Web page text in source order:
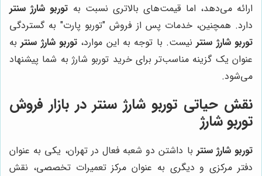
ارائه می‌دهد، اما قیمت‌های بالاتری نسبت به توربو شارژ سنتر
دارد. همچنین، خدمات پس از فروش "توربو پارت" به گستردگی
توربو شارژ سنترنیست. با توجه به این موارد، توربو شارژ سنتربه
عنوان یک گزینه مناسب‌تر برای خرید توربو شارژ به شما پیشنهاد
می‌شود.
نقش حیاتی توربو شارژ سنتردر بازار فروش
توربو شارژ
توربو شارژ سنتر با داشتن دو شعبه فعال در تهران، یکی به عنوان
دفتر مرکزی و دیگری به عنوان مرکز تعمیرات تخصصی، نقش